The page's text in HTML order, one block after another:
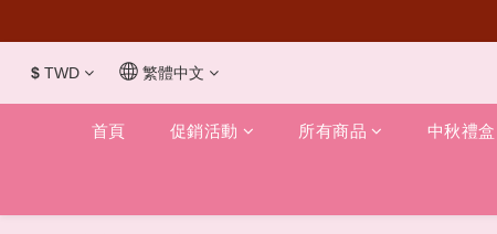
$ TWD 繁體中文
首頁 促銷活動 所有商品 中秋禮盒